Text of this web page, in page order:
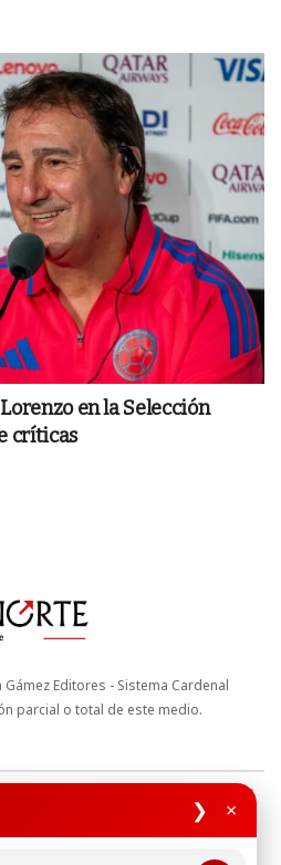
❯ ×
en la Selección
críticas
Editores - Sistema Cardenal
parcial o total de este medio.
de Autor y Propiedad Intelectual
Política de Tratamiento de Datos